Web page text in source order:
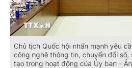
Chủ tịch Quốc hội nhấn mạnh yêu
công nghệ thông tin, chuyển đổi số,
tạo trong hoạt động của Ủy ban -